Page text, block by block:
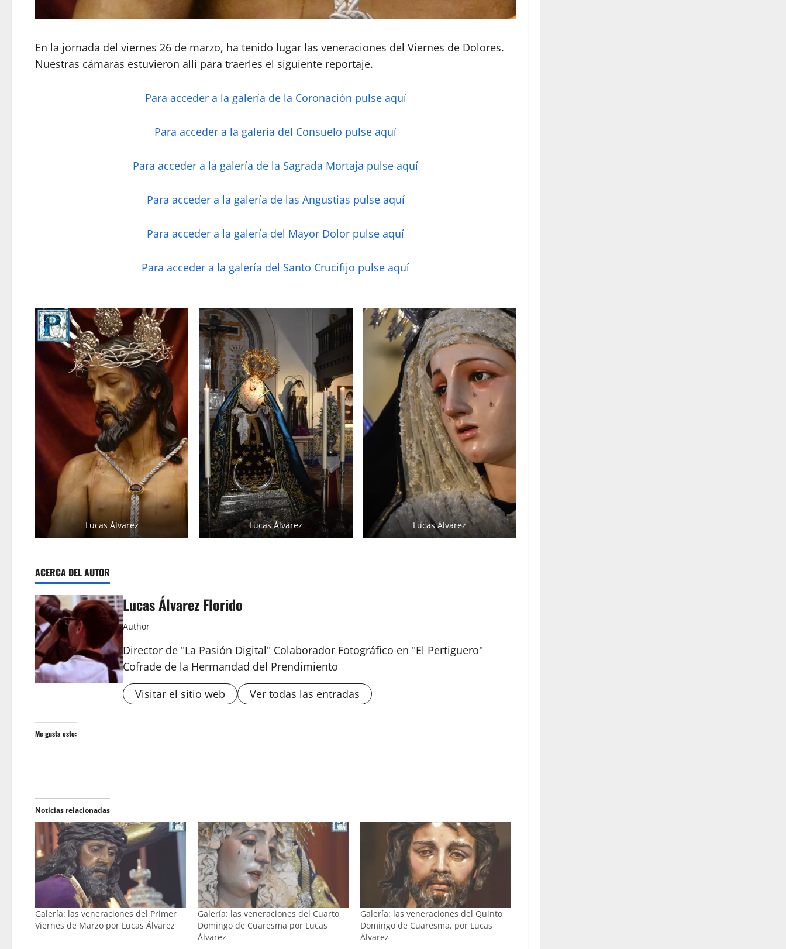
En la jornada del viernes 26 de marzo, ha tenido lugar las veneraciones del Viernes de Dolores.
Nuestras cámaras estuvieron allí para traerles el siguiente reportaje.
Para acceder a la galería de la Coronación pulse aquí
Para acceder a la galería del Consuelo pulse aquí
Para acceder a la galería de la Sagrada Mortaja pulse aquí
Para acceder a la galería de las Angustias pulse aquí
Para acceder a la galería del Mayor Dolor pulse aquí
Para acceder a la galería del Santo Crucifijo pulse aquí
Lucas Álvarez Lucas Álvarez Lucas Álvarez
ACERCA DEL AUTOR
Lucas Álvarez Florido
Author
Director de "La Pasión Digital" Colaborador Fotográfico en "El Pertiguero"
Cofrade de la Hermandad del Prendimiento
Visitar el sitio web
Ver todas las entradas
Me gusta esto:
Noticias relacionadas
Galería: las veneraciones del Primer
Viernes de Marzo por Lucas Álvarez
Galería: las veneraciones del Cuarto
Domingo de Cuaresma por Lucas
Álvarez
Galería: las veneraciones del Quinto
Domingo de Cuaresma, por Lucas
Álvarez